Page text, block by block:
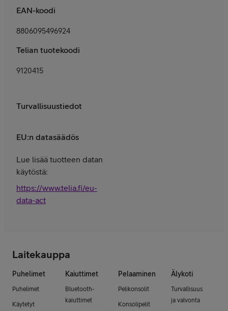
EAN-koodi
8806095496924
Telian tuotekoodi
9120415
Turvallisuustiedot
EU:n datasäädös
Lue lisää tuotteen datan
käytöstä:
https://www.telia.fi/eu-
data-act
Laitekauppa
Puhelimet
Puhelimet
Käytetyt
Kaiuttimet
Bluetooth-
kaiuttimet
Pelaaminen
Pelikonsolit
Konsolipelit
Älykoti
Turvallisuus
ja valvonta